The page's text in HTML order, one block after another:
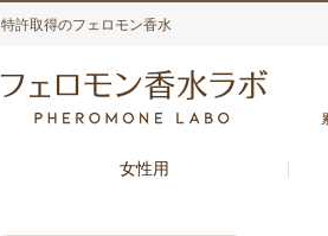
特許取得のフェロモン香水
女性用